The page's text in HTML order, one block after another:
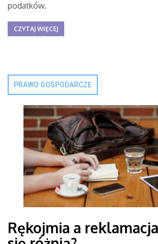
podatków.
CZYTAJ WIĘCEJ
PRAWO GOSPODARCZE
Rękojmia a